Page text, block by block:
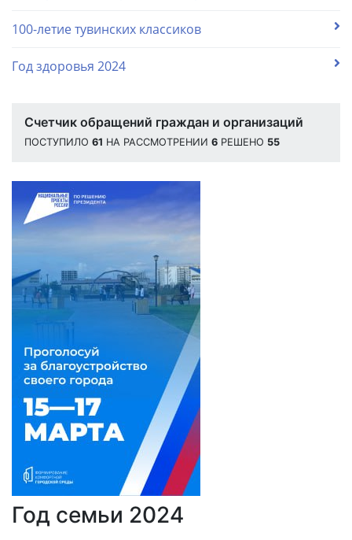
100-летие тувинских классиков
Год здоровья 2024
Счетчик обращений граждан и организаций
ПОСТУПИЛО 61 НА РАССМОТРЕНИИ 6 РЕШЕНО 55
Год семьи 2024